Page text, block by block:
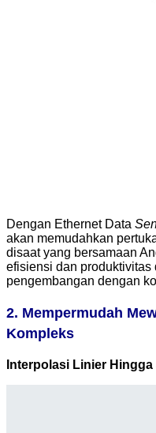
Dengan Ethernet Data
akan memudahkan
disaat yang bersamaan
efisiensi dan
pengembangan dengan
2. Mempermudah
Kompleks
Interpolasi Linier Hingga